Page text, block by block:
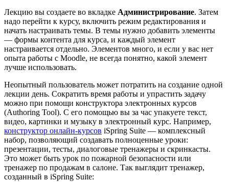
Лекцию вы создаете во вкладке Администрирование. Затем
надо перейти к курсу, включить режим редактирования и
начать настраивать темы. В темы нужно добавить элементы
— формы контента для курса, и каждый элемент
настраивается отдельно. Элементов много, и если у вас нет
опыта работы с Moodle, не всегда понятно, какой элемент
лучше использовать.
Неопытный пользователь может потратить на создание одной
лекции день. Сократить время работы и упрастить задачу
можно при помощи конструктора электронных курсов
(Authoring Tool). С его помощью вы за час упакуете текст,
видео, картинки и музыку в электронный курс. Например,
конструктор онлайн-курсов iSpring Suite — комплексный
набор, позволяющий создавать полноценные уроки:
презентации, тесты, диалоговые тренажеры и скринкасты.
Это может быть урок по пожарной безопасности или
тренажер по продажам в салоне. Так выглядит тренажер,
созданный в iSpring Suite: